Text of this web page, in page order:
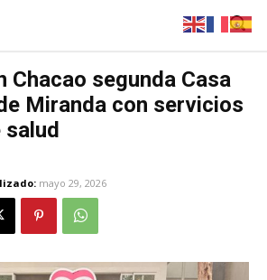
Chacao segunda Casa
Miranda con servicios
mayo 29, 2026